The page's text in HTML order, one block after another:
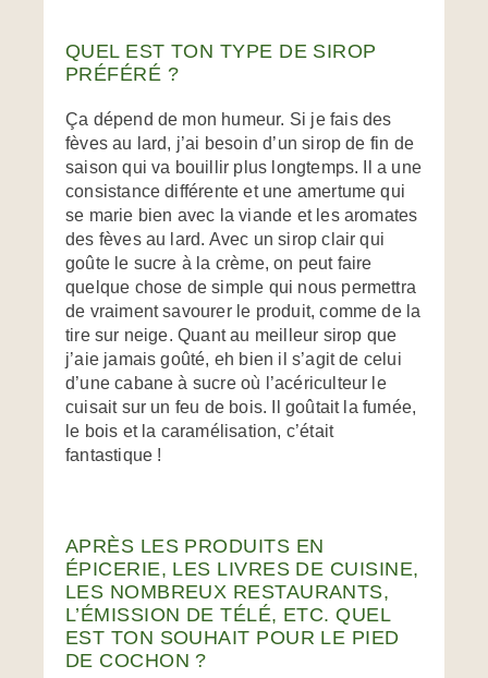
QUEL EST TON TYPE DE SIROP
PRÉFÉRÉ ?
Ça dépend de mon humeur. Si je fais des
fèves au lard, j’ai besoin d’un sirop de fin de
saison qui va bouillir plus longtemps. Il a une
consistance différente et une amertume qui
se marie bien avec la viande et les aromates
des fèves au lard. Avec un sirop clair qui
goûte le sucre à la crème, on peut faire
quelque chose de simple qui nous permettra
de vraiment savourer le produit, comme de la
tire sur neige. Quant au meilleur sirop que
j’aie jamais goûté, eh bien il s’agit de celui
d’une cabane à sucre où l’acériculteur le
cuisait sur un feu de bois. Il goûtait la fumée,
le bois et la caramélisation, c’était
fantastique !
APRÈS LES PRODUITS EN
ÉPICERIE, LES LIVRES DE CUISINE,
LES NOMBREUX RESTAURANTS,
L’ÉMISSION DE TÉLÉ, ETC. QUEL
EST TON SOUHAIT POUR LE PIED
DE COCHON ?